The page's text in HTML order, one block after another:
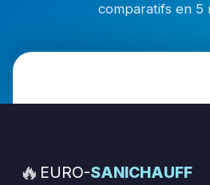
comparatifs en 5
🔥 EURO-SANICHAUFF